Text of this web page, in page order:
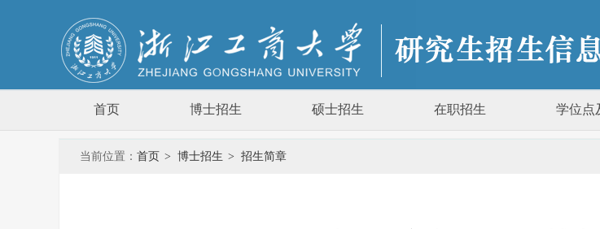
首页 博士招生 硕士招生 在职招生 学位点
当前位置： 首页 > 博士招生 > 招生简章